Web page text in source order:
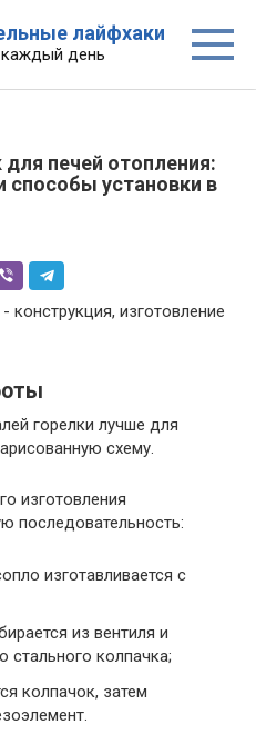
лайфхаки
день
печей отопления:
способы установки в
горелки лучше для
схему.
изготовления
последовательность:
изготавливается с
из вентиля и
стального колпачка;
колпачок, затем